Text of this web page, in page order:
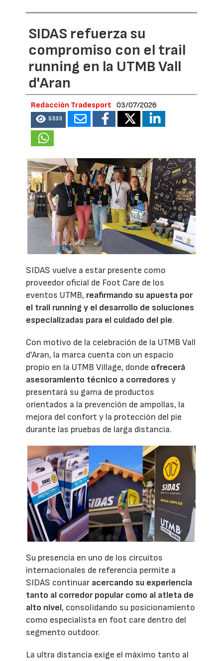
SIDAS refuerza su
compromiso con el trail
running en la UTMB Vall
d'Aran
Redacción Tradesport 03/07/2026
5333
SIDAS vuelve a estar presente como
proveedor oficial de Foot Care de los
eventos UTMB, reafirmando su apuesta por
el trail running y el desarrollo de soluciones
especializadas para el cuidado del pie.
Con motivo de la celebración de la UTMB Vall
d'Aran, la marca cuenta con un espacio
propio en la UTMB Village, donde ofrecerá
asesoramiento técnico a corredores y
presentará su gama de productos
orientados a la prevención de ampollas, la
mejora del confort y la protección del pie
durante las pruebas de larga distancia.
Su presencia en uno de los circuitos
internacionales de referencia permite a
SIDAS continuar acercando su experiencia
tanto al corredor popular como al atleta de
alto nivel, consolidando su posicionamiento
como especialista en foot care dentro del
segmento outdoor.
La ultra distancia exige el máximo tanto al